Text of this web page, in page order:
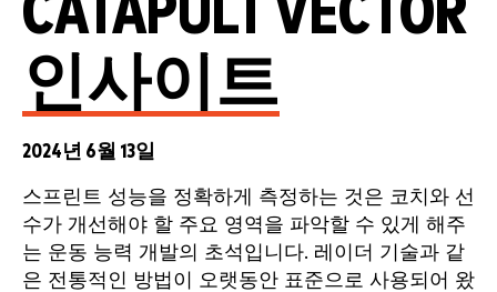
CATAPULT VECTOR
인사이트
2024년 6월 13일
스프린트 성능을 정확하게 측정하는 것은 코치와 선
수가 개선해야 할 주요 영역을 파악할 수 있게 해주
는 운동 능력 개발의 초석입니다. 레이더 기술과 같
은 전통적인 방법이 오랫동안 표준으로 사용되어 왔